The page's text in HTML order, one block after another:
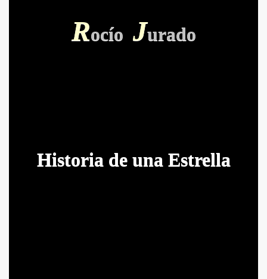
Rocío Jurado
Historia de una Estrella